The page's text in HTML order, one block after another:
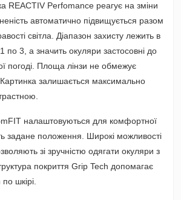
REACTIV Perfomance реагує на зміни
автоматично підвищується разом
світла. Діапазон захисту лежить в
по 3, а значить окуляри застосовні до
погоді. Площа лінзи не обмежує
залишається максимально
налаштовуються для комфортної
задане положення. Широкі можливості
зі зручністю одягати окуляри з
покриття Grip Tech допомагає
шкірі.